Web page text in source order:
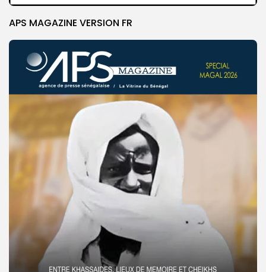
APS MAGAZINE VERSION FR